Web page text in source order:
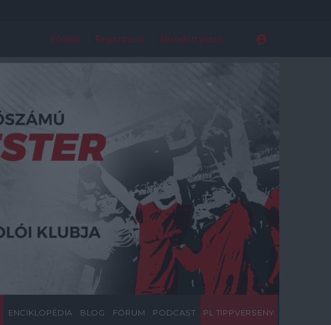
Főoldal Regisztráció Elfelejtett jelszó
ENCIKLOPÉDIA BLOG FÓRUM PODCAST PL TIPPVERSENY